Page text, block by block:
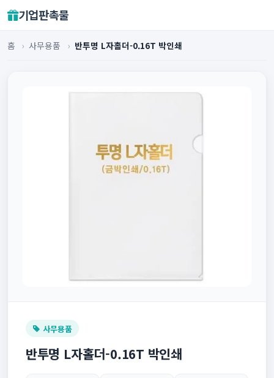
기업판촉물
홈 › 사무용품 › 반투명 L자홀더-0.16T 박인쇄
사무용품
반투명 L자홀더-0.16T 박인쇄